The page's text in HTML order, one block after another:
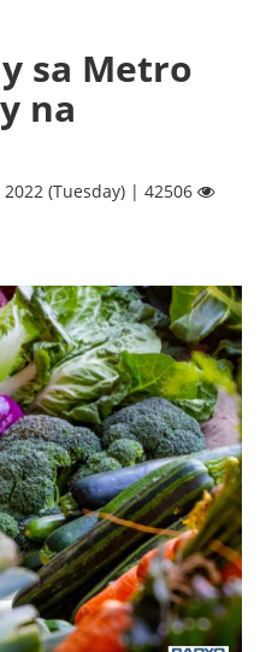
sa Metro
na
(Tuesday) | 42506